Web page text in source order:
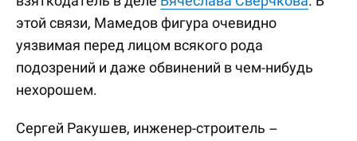
этой связи, Мамедов фигура очевидно
уязвимая перед лицом всякого рода
подозрений и даже обвинений в чем-нибудь
нехорошем.
Сергей Ракушев, инженер-строитель –